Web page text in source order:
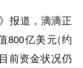
报道，滴滴正
800亿美元(约
前资金状况仍